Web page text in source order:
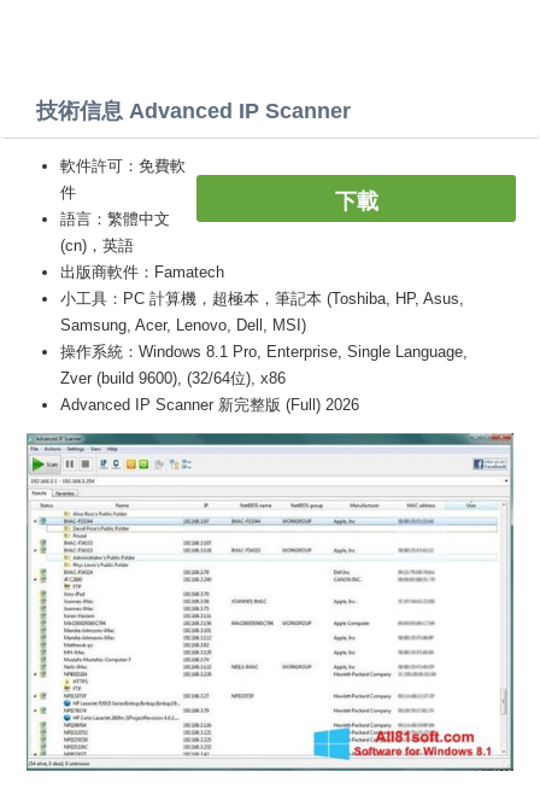
技術信息 Advanced IP Scanner
下載
軟件許可：免費軟
件
語言：繁體中文
(cn)，英語
出版商軟件：Famatech
小工具：PC 計算機，超極本，筆記本 (Toshiba, HP, Asus,
Samsung, Acer, Lenovo, Dell, MSI)
操作系統：Windows 8.1 Pro, Enterprise, Single Language,
Zver (build 9600), (32/64位), x86
Advanced IP Scanner 新完整版 (Full) 2026